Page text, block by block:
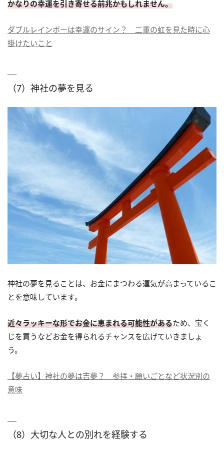
かなりの幸運を引き寄せる前兆かもしれません。
ダブルレインボーは幸運のサイン？ 二重の虹を見た時に心
掛けたいこと
（7）神社の夢を見る
神社の夢を見ることは、お金にまつわる運気が高まっているこ
とを意味しています。
近々ラッキーな形でお金に恵まれる可能性があるため、宝く
じを買うなどお金を得られるチャンスを広げていきましょ
う。
【夢占い】神社の夢は吉夢？ 参拝・願いごとなど状況別の
意味
（8）大切な人との別れを経験する